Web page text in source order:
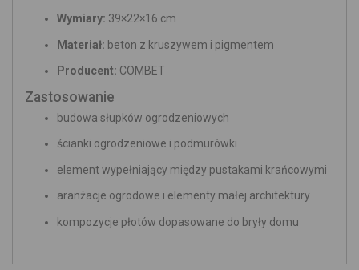
Wymiary: 39×22×16 cm
Materiał: beton z kruszywem i pigmentem
Producent: COMBET
Zastosowanie
budowa słupków ogrodzeniowych
ścianki ogrodzeniowe i podmurówki
element wypełniający między pustakami krańcowymi
aranżacje ogrodowe i elementy małej architektury
kompozycje płotów dopasowane do bryły domu